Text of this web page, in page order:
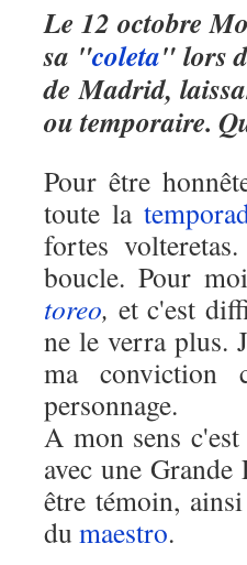
Le 12 octobre
sa "coleta" lors
de Madrid,
ou temporaire.
Pour être
toute la
fortes
boucle. Pour
toreo, et c'est
ne le verra plus.
ma conviction
personnage.
A mon sens
avec une
être témoin,
du maestro.